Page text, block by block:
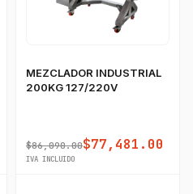
MEZCLADOR INDUSTRIAL
200KG 127/220V
$86,090.00$77,481.00
IVA INCLUIDO